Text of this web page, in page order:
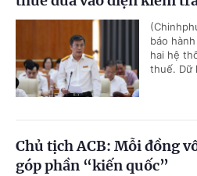
báo
hai hệ
thuế. Dữ
Chủ tịch ACB: Mỗi đồng
góp phần “kiến quốc”